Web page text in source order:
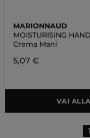
MARIONNAUD
MOISTURISING HAND
CREAM CHERRY
BLOSSOM & COTTON
FLOWER
Crema Mani
5,07 €
VAI
1